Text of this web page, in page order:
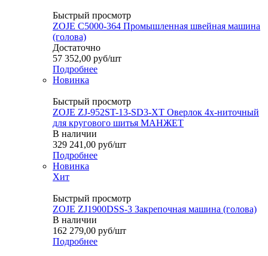
Быстрый просмотр
ZOJE C5000-364 Промышленная швейная машина
(голова)
Достаточно
57 352,00 руб/шт
Подробнее
Новинка
Быстрый просмотр
ZOJE ZJ-952ST-13-SD3-XT Оверлок 4х-ниточный
для кругового шитья МАНЖЕТ
В наличии
329 241,00 руб/шт
Подробнее
Новинка
Хит
Быстрый просмотр
ZOJE ZJ1900DSS-3 Закрепочная машина (голова)
В наличии
162 279,00 руб/шт
Подробнее